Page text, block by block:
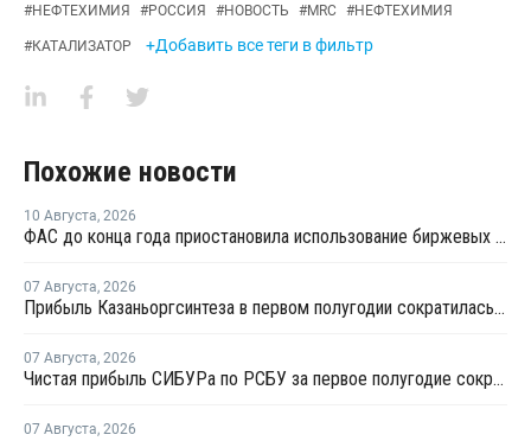
#НЕФТЕХИМИЯ #РОССИЯ #НОВОСТЬ #MRC #НЕФТЕХИМИЯ
#КАТАЛИЗАТОР +Добавить все теги в фильтр
Похожие новости
10 Августа, 2026
ФАС до конца года приостановила использование биржевых индексов при госзакупках топлива
07 Августа, 2026
Прибыль Казаньоргсинтеза в первом полугодии сократилась более чем в 2 раза
07 Августа, 2026
Чистая прибыль СИБУРа по РСБУ за первое полугодие сократилась в 3,6 раза
07 Августа, 2026